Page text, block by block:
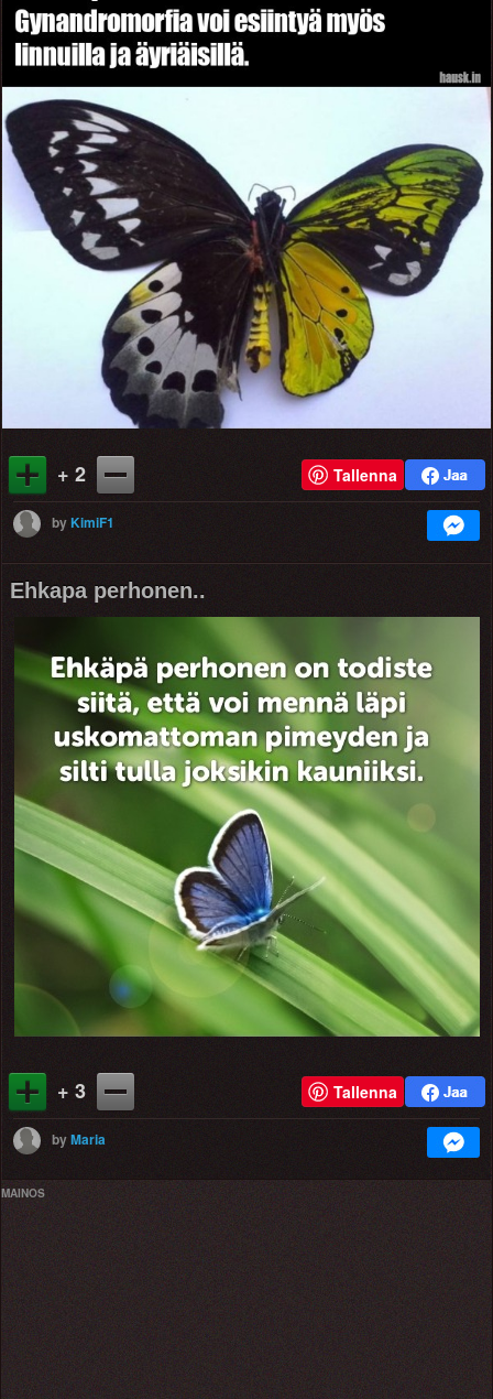
+ 2 Tallenna
byKimiF1
Ehkapa perhonen..
+ 3 Tallenna
byMaria
MAINOS